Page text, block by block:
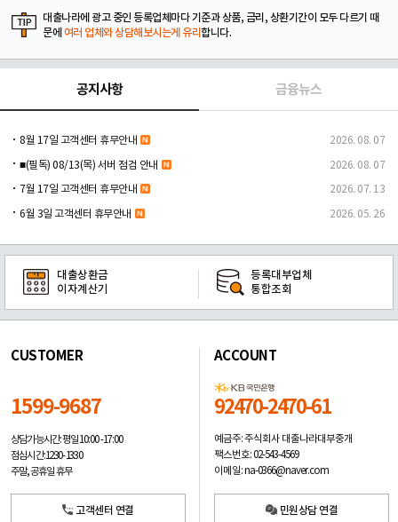
대출나라에 광고 중인 등록업체마다 기준과 상품, 금리, 상환기간이 모두 다르기 때
문에 여러 업체와 상담해보시는게 유리합니다.
공지사항 금융뉴스
8월 17일 고객센터 휴무안내 2026. 08. 07
■(필독) 08/13(목) 서버 점검 안내 2026. 08. 07
7월 17일 고객센터 휴무안내 2026. 07. 13
6월 3일 고객센터 휴무안내 2026. 05. 26
대출상환금
이자계산기
등록대부업체
통합조회
CUSTOMER
1599-9687
상담가능시간: 평일10:00 -17:00
점심시간: 12:30 - 13:30
주말, 공휴일 휴무
고객센터 연결
ACCOUNT
92470-2470-61
예금주: 주식회사 대출나라대부중개
팩스번호: 02-543-4569
이메일: na-0366@naver.com
민원상담 연결